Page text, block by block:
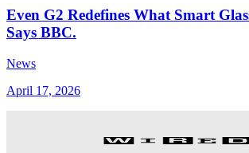
Even G2 Redefines What Smart
Says BBC.
News
April 17, 2026